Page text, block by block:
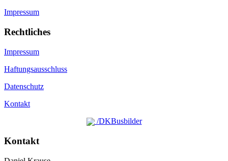
Impressum
Rechtliches
Impressum
Haftungsausschluss
Datenschutz
Kontakt
/DKBusbilder
Kontakt